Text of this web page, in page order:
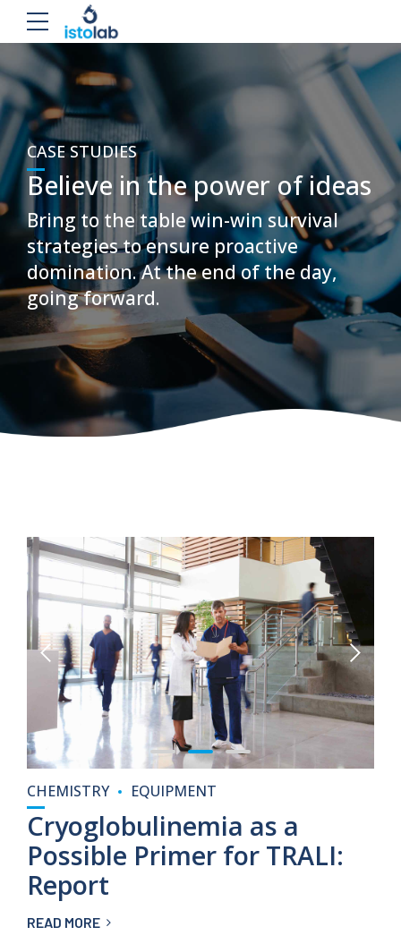
CASE STUDIES
Believe in the power of ideas
Bring to the table win-win survival
strategies to ensure proactive
domination. At the end of the day,
going forward.
CHEMISTRY EQUIPMENT
Cryoglobulinemia as a
Possible Primer for TRALI:
Report
READ MORE